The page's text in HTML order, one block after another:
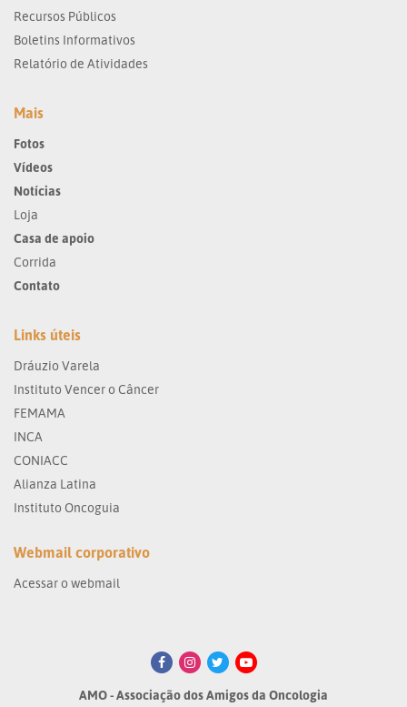
Recursos Públicos
Boletins Informativos
Relatório de Atividades
Mais
Fotos
Vídeos
Notícias
Loja
Casa de apoio
Corrida
Contato
Links úteis
Dráuzio Varela
Instituto Vencer o Câncer
FEMAMA
INCA
CONIACC
Alianza Latina
Instituto Oncoguia
Webmail corporativo
Acessar o webmail
AMO - Associação dos Amigos da Oncologia